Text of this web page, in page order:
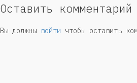
Оставить комментарий
Вы должны войти чтобы оставить